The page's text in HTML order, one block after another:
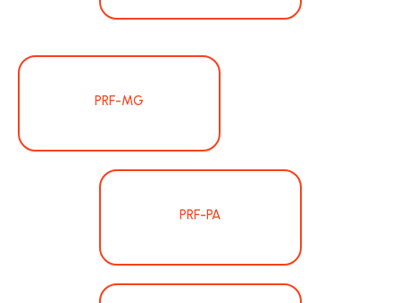
PRF-MG
PRF-PA